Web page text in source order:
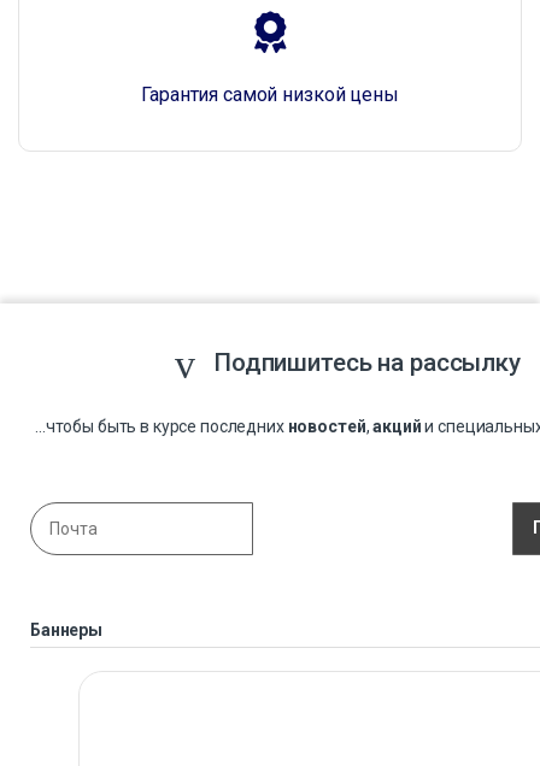
Гарантия самой низкой цены
Подпишитесь на рассылку
...чтобы быть в курсе последних новостей,акцийи
Баннеры